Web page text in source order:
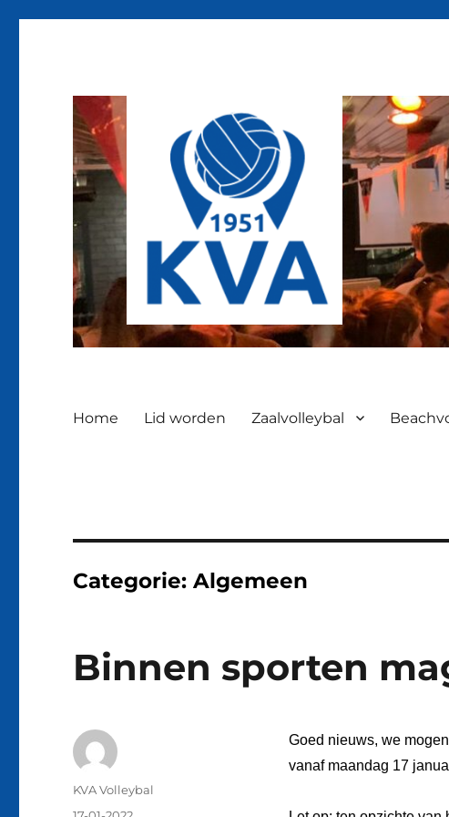
Home Lid worden Zaalvolleybal
Categorie:Algemeen
Binnen sporten
Goed nieuws, we
vanaf maandag 17
Auteur
KVA Volleybal